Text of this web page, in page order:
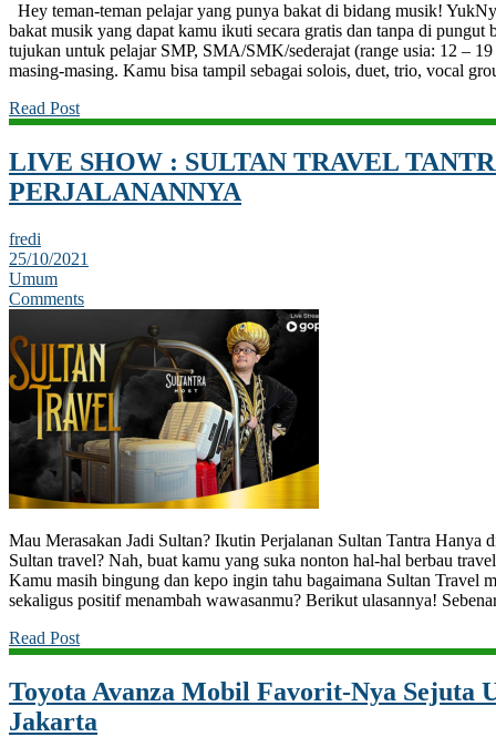
Hey teman-teman pelajar yang punya bakat di bidang musik!
bakat musik yang dapat kamu ikuti secara gratis dan tanpa di
tujukan untuk pelajar SMP, SMA/SMK/sederajat (range usia: 12 –
masing-masing. Kamu bisa tampil sebagai solois, duet, trio, vocal
Read Post
LIVE SHOW : SULTAN TRAVEL
PERJALANANNYA
fredi
25/10/2021
Umum
Comments
Mau Merasakan Jadi Sultan? Ikutin Perjalanan Sultan Tantra Hanya
Sultan travel? Nah, buat kamu yang suka nonton hal-hal berbau
Kamu masih bingung dan kepo ingin tahu bagaimana Sultan Travel
sekaligus positif menambah wawasanmu? Berikut ulasannya!
Read Post
Toyota Avanza Mobil Favorit-Nya Sejuta
Jakarta